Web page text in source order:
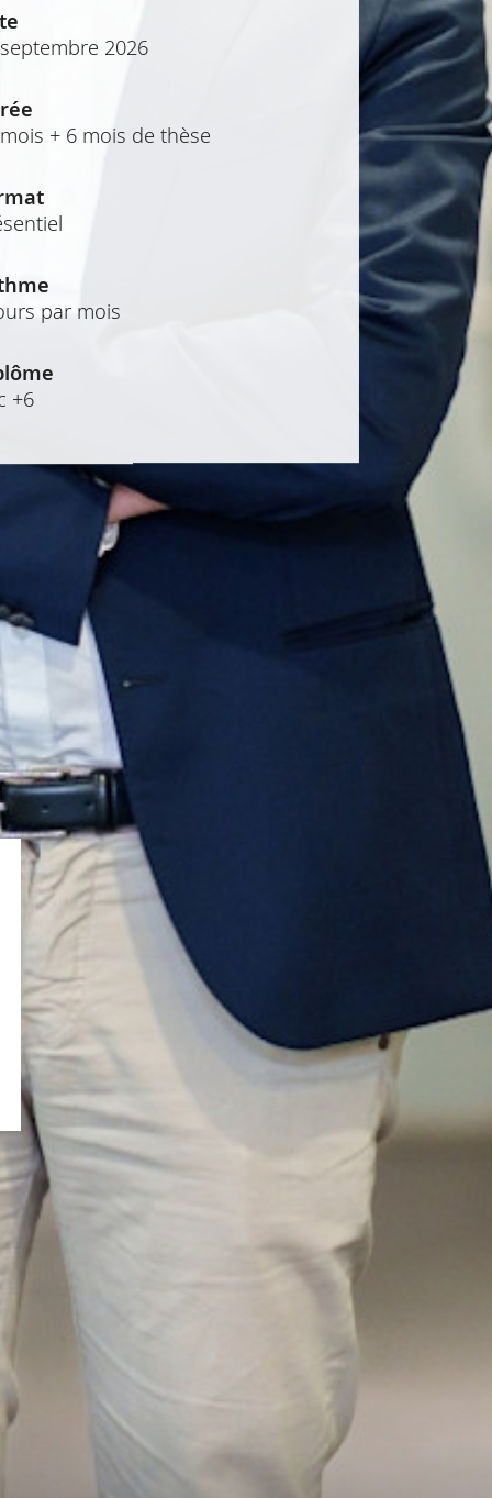
2026
+ 6 mois de thèse
par mois
+6